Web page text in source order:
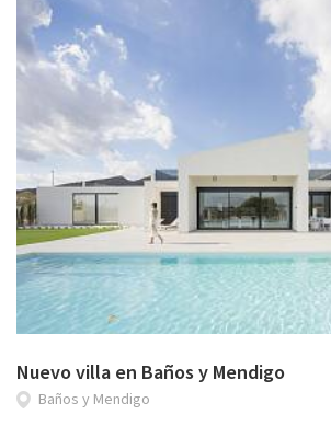
Nuevo villa en Baños y Mendigo
Baños y Mendigo